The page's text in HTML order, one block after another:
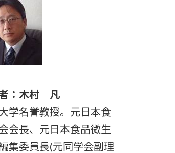
：木村 凡
学名誉教授。元日本食
会長、元日本食品微生
集委員長(元同学会副理